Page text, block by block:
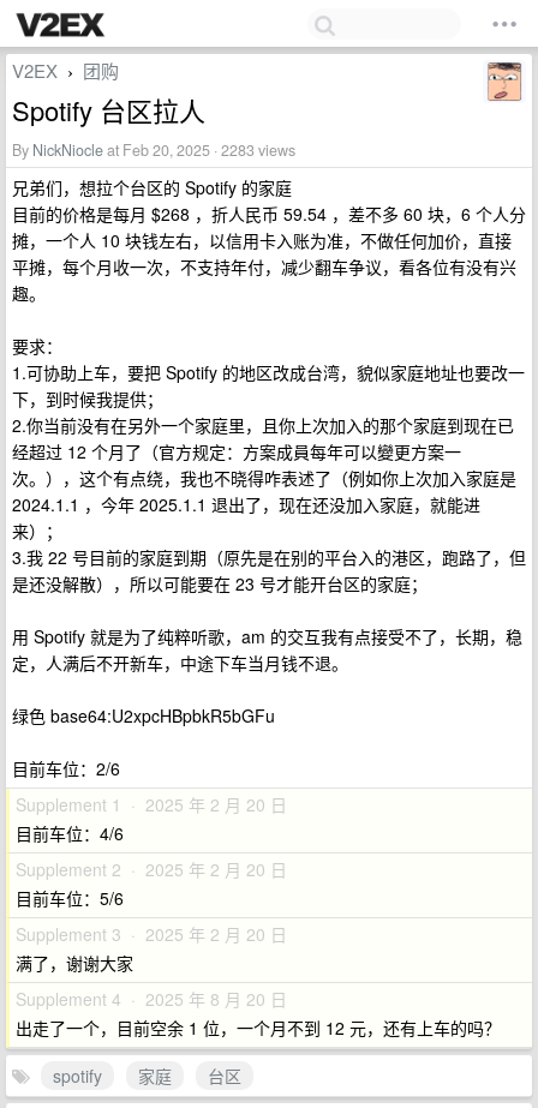
V2EX › 团购
Spotify 台区拉人
By NickNiocleat Feb 20, 2025 · 2283 views
兄弟们，想拉个台区的 Spotify 的家庭
目前的价格是每月 $268 ，折人民币 59.54 ，差不多 60 块，6 个人分
摊，一个人 10 块钱左右，以信用卡入账为准，不做任何加价，直接
平摊，每个月收一次，不支持年付，减少翻车争议，看各位有没有兴
趣。
要求：
1.可协助上车，要把 Spotify 的地区改成台湾，貌似家庭地址也要改一
下，到时候我提供；
2.你当前没有在另外一个家庭里，且你上次加入的那个家庭到现在已
经超过 12 个月了（官方规定：方案成員每年可以變更方案一
次。），这个有点绕，我也不晓得咋表述了（例如你上次加入家庭是
2024.1.1 ，今年 2025.1.1 退出了，现在还没加入家庭，就能进
来）；
3.我 22 号目前的家庭到期（原先是在别的平台入的港区，跑路了，但
是还没解散），所以可能要在 23 号才能开台区的家庭；
用 Spotify 就是为了纯粹听歌，am 的交互我有点接受不了，长期，稳
定，人满后不开新车，中途下车当月钱不退。
绿色 base64:U2xpcHBpbkR5bGFu
目前车位：2/6
Supplement 1 · 2025 年 2 月 20 日
目前车位：4/6
Supplement 2 · 2025 年 2 月 20 日
目前车位：5/6
Supplement 3 · 2025 年 2 月 20 日
满了，谢谢大家
Supplement 4 · 2025 年 8 月 20 日
出走了一个，目前空余 1 位，一个月不到 12 元，还有上车的吗？
spotify
家庭
台区